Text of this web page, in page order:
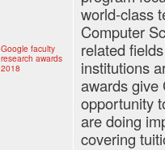
Google faculty
research awards
2018
world-class
Computer
related
institutions
awards give
opportunity
are doing
covering